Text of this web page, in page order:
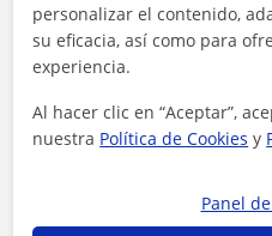
Al hacer clic, aceptas nuestro
personalizar el contenido,
su eficacia, así como para
experiencia.
Al hacer clic en “Aceptar”,
nuestra Política de Cookies y
Panel